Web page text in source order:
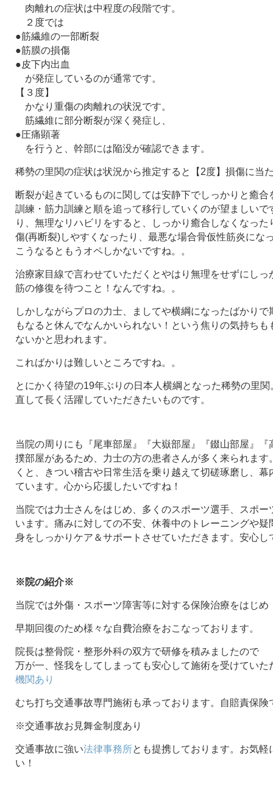
肉離れの症状は中程度の段階です。
２度では
●筋繊維の一部断裂
●筋膜の損傷
●皮下内出血
が発症しているのが通常です。
【３度】
かなり重傷の肉離れの状況です。
筋繊維に部分断裂が深く発症し、
●圧痛顕著
を行うと、幹部には陥没が確認できます。
稀勢の里関の症状は状況から推定すると【2度】損傷に当
断裂が起きているものに関しては安静下でしっかりと癒合
訓練・筋力訓練と順を追って移行していくのが望ましいで
り、無理なリハビリをすると、しっかり癒合しなくなっ
傷(再断裂)しやすくなったり、最悪な場合骨仮性筋炎にな
こうなるともうオペしかないですね。。
治療家目線で言わせていただくとやはり無理をせずにしっ
筋の修復を待つこと！なんですね。。
しかしながらプロの力士、ましてや横綱になったばかり
もなると休んでなんかいられない！という焦りの気持ち
ないかと思われます。
こればかりは難しいところですね。。
とにかく待望の19年ぶりの日本人横綱となった稀勢の里
直して長く活躍していただきたいものです。
当院の周りにも『尾車部屋』『大嶽部屋』『錣山部屋』『
撲部屋があるため、力士の方の患者さんが多く来られます
くと、きつい稽古や日常生活を乗り越えて切磋琢磨し、
ています。心から応援したいですね！
当院では力士さんをはじめ、多くのスポーツ選手、スポー
います。痛みに対しての不安、休養中のトレーニングや疑
身をしっかりケア＆サポートさせていただきます。安心し
※院の紹介※
当院では外傷・スポーツ障害等に対する保険治療をはじめ
早期回復のため様々な自費治療をおこなっております。
院長は整骨院・整形外科の双方で研修を積みましたので
万が一、怪我をしてしまっても安心して施術を受けていた
機関あり
むち打ち交通事故専門施術も承っております。自賠責保険
※交通事故お見舞金制度あり
交通事故に強い法律事務所とも提携しております。お気軽
い！